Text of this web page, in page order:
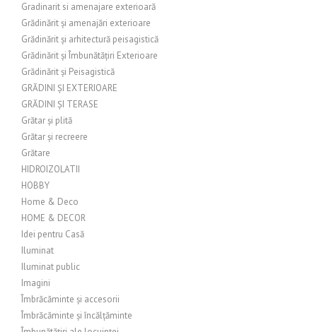
Gradinarit si amenajare exterioară
Grădinărit și amenajări exterioare
Grădinărit și arhitectură peisagistică
Grădinărit și Îmbunătățiri Exterioare
Grădinărit și Peisagistică
GRĂDINI ȘI EXTERIOARE
GRĂDINI ȘI TERASE
Grătar și plită
Grătar și recreere
Grătare
HIDROIZOLATII
HOBBY
Home & Deco
HOME & DECOR
Idei pentru Casă
Iluminat
Iluminat public
Imagini
Îmbrăcăminte și accesorii
Îmbrăcăminte și încălțăminte